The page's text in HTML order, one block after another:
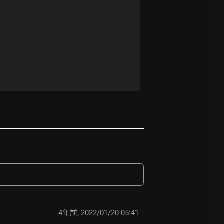
4年前, 2022/01/20 05:41